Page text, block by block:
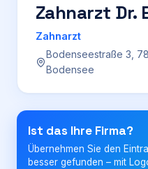
Preise
Für Firmen
Firma
Zahnarzt Dr.
Zahnarzt
Bodenseestraße 3,
Bodensee
Ist das Ihre Firma?
Übernehmen Sie den
besser gefunden – mit